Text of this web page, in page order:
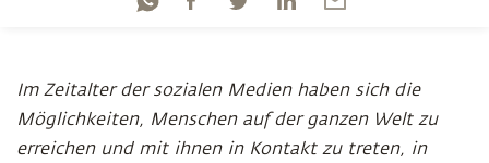
Im Zeitalter der sozialen Medien haben sich die
Möglichkeiten, Menschen auf der ganzen Welt zu
erreichen und mit ihnen in Kontakt zu treten, in